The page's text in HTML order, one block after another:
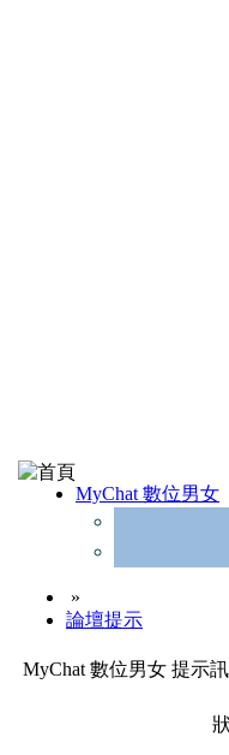
MyChat 數位男女
»
論壇提示
MyChat 數位男女 提示